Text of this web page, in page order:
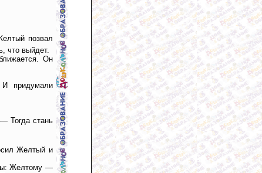
позвал
что выйдет.
Он
И придумали
Тогда стань
Желтый и
Желтому —